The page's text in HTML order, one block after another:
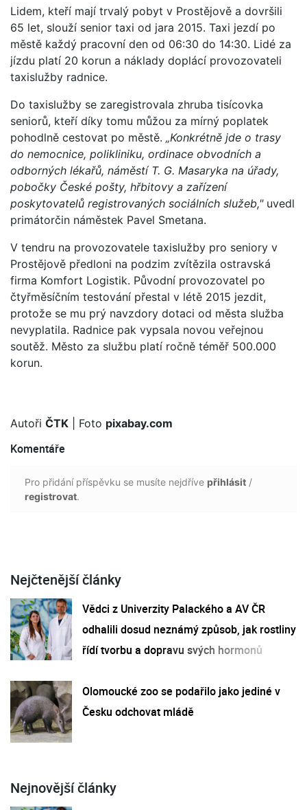
Lidem, kteří mají trvalý pobyt v Prostějově a dovršili
65 let, slouží senior taxi od jara 2015. Taxi jezdí po
městě každý pracovní den od 06:30 do 14:30. Lidé za
jízdu platí 20 korun a náklady doplácí provozovateli
taxislužby radnice.
Do taxislužby se zaregistrovala zhruba tisícovka
seniorů, kteří díky tomu můžou za mírný poplatek
pohodlně cestovat po městě. „Konkrétně jde o trasy
do nemocnice, polikliniku, ordinace obvodních a
odborných lékařů, náměstí T. G. Masaryka na úřady,
pobočky České pošty, hřbitovy a zařízení
poskytovatelů registrovaných sociálních služeb,"uvedl
primátorčin náměstek Pavel Smetana.
V tendru na provozovatele taxislužby pro seniory v
Prostějově předloni na podzim zvítězila ostravská
firma Komfort Logistik. Původní provozovatel po
čtyřměsíčním testování přestal v létě 2015 jezdit,
protože se mu prý navzdory dotaci od města služba
nevyplatila. Radnice pak vypsala novou veřejnou
soutěž. Město za službu platí ročně téměř 500.000
korun.
Autoři ČTK | Foto pixabay.com
Komentáře
Pro přidání příspěvku se musíte nejdříve přihlásit /
registrovat.
Nejčtenější články
Vědci z Univerzity Palackého a AV ČR
odhalili dosud neznámý způsob, jak rostliny
řídí tvorbu a dopravu svých hormonů
Olomoucké zoo se podařilo jako jediné v
Česku odchovat mládě
Nejnovější články